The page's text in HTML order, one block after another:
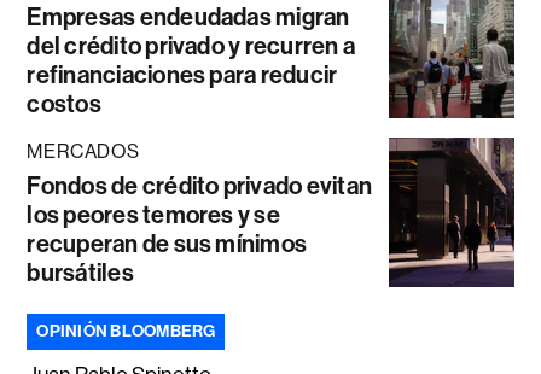
Empresas endeudadas migran
del crédito privado y recurren a
refinanciaciones para reducir
costos
MERCADOS
Fondos de crédito privado evitan
los peores temores y se
recuperan de sus mínimos
bursátiles
OPINIÓN BLOOMBERG